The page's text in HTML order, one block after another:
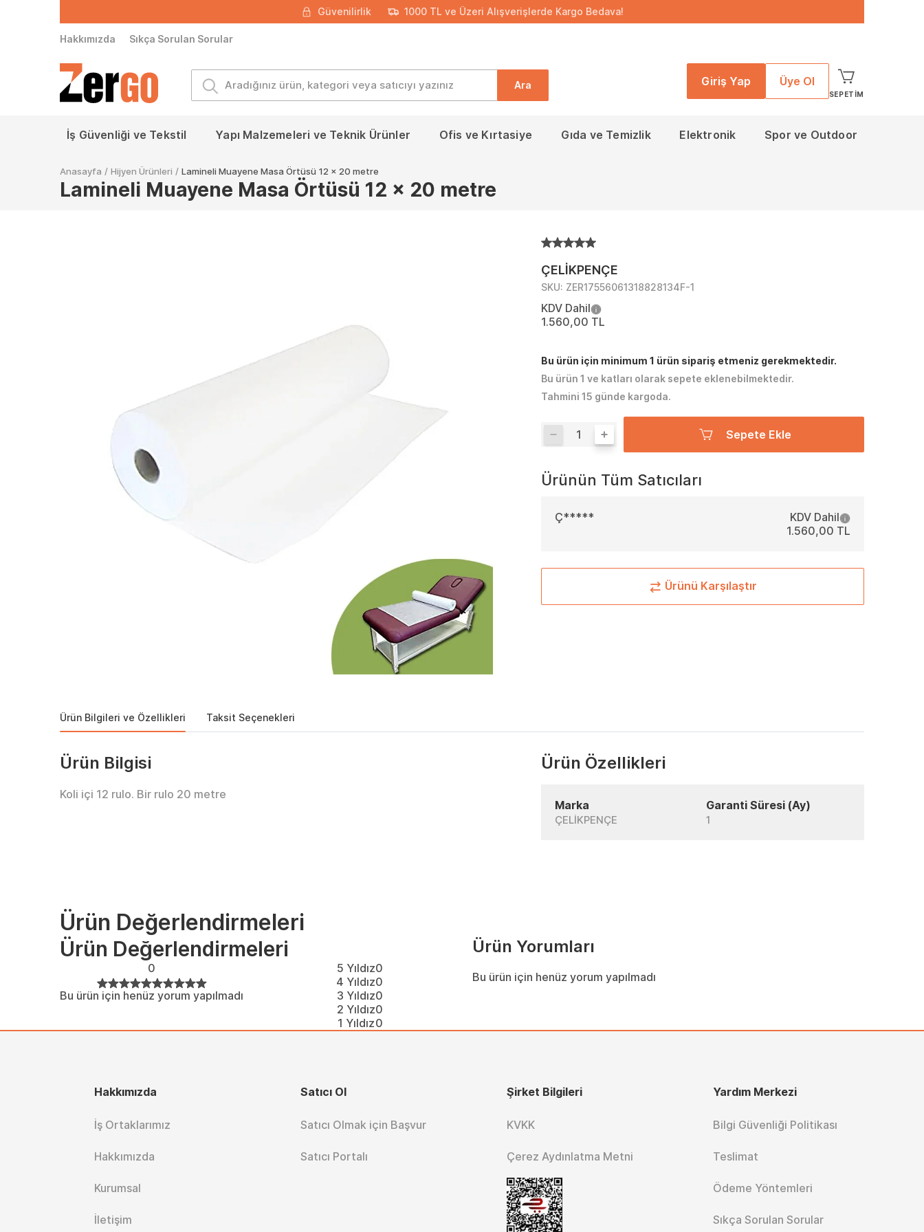
Güvenilirlik 1000 TL ve Üzeri Alışverişlerde Kargo Bedava!
Hakkımızda Sıkça Sorulan Sorular
Ara Giriş Yap Üye Ol
SEPETIM
İş Güvenliği ve Tekstil Yapı Malzemeleri ve Teknik Ürünler Ofis ve Kırtasiye Gıda ve Temizlik Elektronik Spor ve Outdoor
Anasayfa / Hijyen Ürünleri / Lamineli Muayene Masa Örtüsü 12 x 20 metre
Lamineli Muayene Masa Örtüsü 12 x 20 metre
ÇELİKPENÇE
SKU: ZER17556061318828134F-1
KDV Dahil
1.560,00 TL
Bu ürün için minimum 1 ürün sipariş etmeniz gerekmektedir.
Bu ürün 1 ve katları olarak sepete eklenebilmektedir.
Tahmini 15 günde kargoda.
Sepete Ekle
Ürünün Tüm Satıcıları
Ç*****
KDV Dahil
1.560,00 TL
Ürünü Karşılaştır
Ürün Bilgileri ve Özellikleri Taksit Seçenekleri
Ürün Bilgisi
Koli içi 12 rulo. Bir rulo 20 metre
Ürün Özellikleri
Marka
ÇELİKPENÇE
Garanti Süresi (Ay)
1
Ürün Değerlendirmeleri
Ürün Değerlendirmeleri
0
Bu ürün için henüz yorum yapılmadı
5 Yıldız0
4 Yıldız0
3 Yıldız0
2 Yıldız0
1 Yıldız0
Ürün Yorumları
Bu ürün için henüz yorum yapılmadı
Hakkımızda
İş Ortaklarımız
Hakkımızda
Kurumsal
İletişim
Satıcı Ol
Satıcı Olmak için Başvur
Satıcı Portalı
Şirket Bilgileri
KVKK
Çerez Aydınlatma Metni
Yardım Merkezi
Bilgi Güvenliği Politikası
Teslimat
Ödeme Yöntemleri
Sıkça Sorulan Sorular